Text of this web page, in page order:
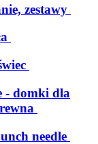
zestawy
- domki dla
needle